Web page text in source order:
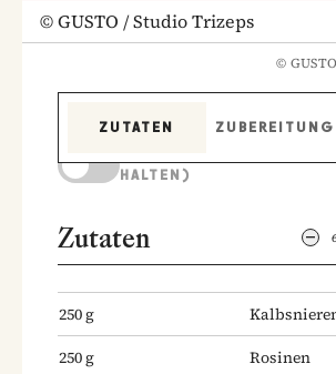
©GUSTO / Studio Trizeps
©
ZUTATEN
ZUBEREITUNG
HALTEN)
Zutaten
250g
250g
Rosinen